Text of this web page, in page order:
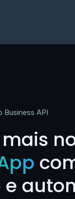
Business API
e